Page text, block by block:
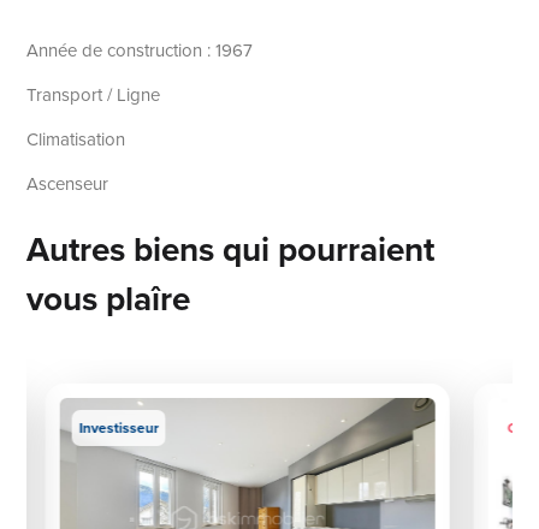
Année de construction : 1967
Transport / Ligne
Climatisation
Ascenseur
Autres biens qui pourraient
vous plaîre
Investisseur